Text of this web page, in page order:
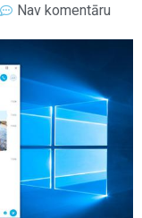
Nav komentāru